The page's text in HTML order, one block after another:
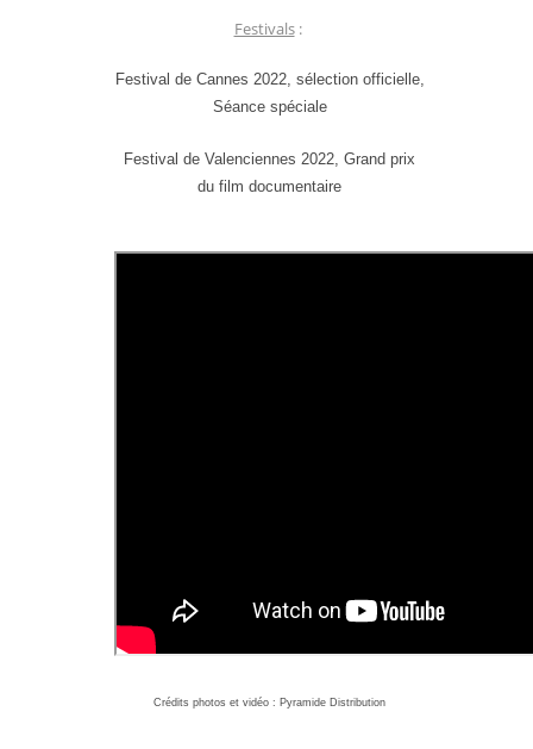
Festivals:
Festival de Cannes 2022, sélection officielle,
Séance spéciale
Festival de Valenciennes 2022, Grand prix
du film documentaire
Crédits photos et vidéo : Pyramide Distribution